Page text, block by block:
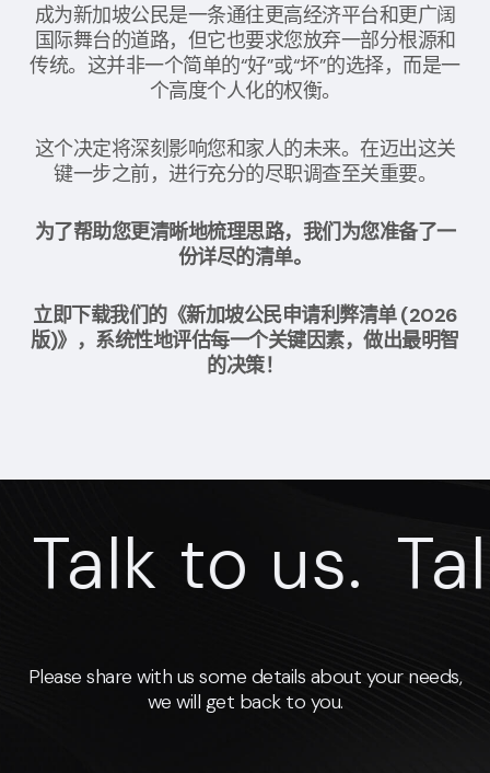
成为新加坡公民是一条通往更高经济平台和更广阔
国际舞台的道路，但它也要求您放弃一部分根源和
传统。这并非一个简单的“好”或“坏”的选择，而是一
个高度个人化的权衡。
这个决定将深刻影响您和家人的未来。在迈出这关
键一步之前，进行充分的尽职调查至关重要。
为了帮助您更清晰地梳理思路，我们为您准备了一
份详尽的清单。
立即下载我们的《新加坡公民申请利弊清单 (2026
版)》，系统性地评估每一个关键因素，做出最明智
的决策！
to us.
Please share with us some details about your needs,
we will get back to you.